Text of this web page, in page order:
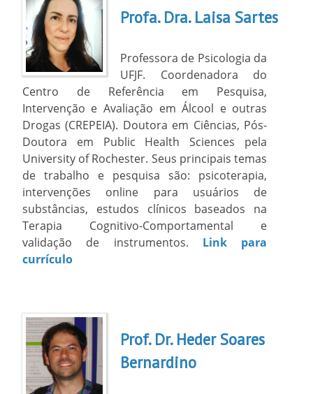
Profa. Dra. Laisa Sartes
Professora de Psicologia da
UFJF. Coordenadora do
Centro de Referência em Pesquisa,
Intervenção e Avaliação em Álcool e outras
Drogas (CREPEIA). Doutora em Ciências, Pós-
Doutora em Public Health Sciences pela
University of Rochester. Seus principais temas
de trabalho e pesquisa são: psicoterapia,
intervenções online para usuários de
substâncias, estudos clínicos baseados na
Terapia Cognitivo-Comportamental e
validação de instrumentos. Link para
currículo
Prof. Dr. Heder Soares
Bernardino